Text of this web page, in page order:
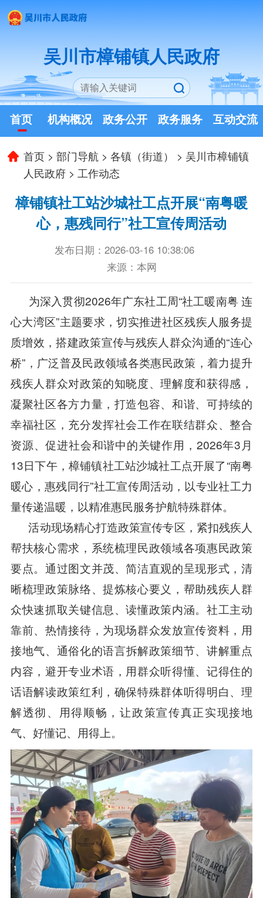
吴川市樟铺镇人民政府
首页 机构概况 政务公开 政务服务 互动交流
首页 >部门导航 >各镇（街道） > 吴川市樟铺镇
人民政府 > 工作动态
樟铺镇社工站沙城社工点开展“南粤暖
心，惠残同行”社工宣传周活动
发布日期：2026-03-16 10:38:06
来源：本网
为深入贯彻2026年广东社工周“社工暖南粤 连
心大湾区”主题要求，切实推进社区残疾人服务提
质增效，搭建政策宣传与残疾人群众沟通的“连心
桥”，广泛普及民政领域各类惠民政策，着力提升
残疾人群众对政策的知晓度、理解度和获得感，
凝聚社区各方力量，打造包容、和谐、可持续的
幸福社区，充分发挥社会工作在联结群众、整合
资源、促进社会和谐中的关键作用，2026年3月
13日下午，樟铺镇社工站沙城社工点开展了“南粤
暖心，惠残同行”社工宣传周活动，以专业社工力
量传递温暖，以精准惠民服务护航特殊群体。
活动现场精心打造政策宣传专区，紧扣残疾人
帮扶核心需求，系统梳理民政领域各项惠民政策
要点。通过图文并茂、简洁直观的呈现形式，清
晰梳理政策脉络、提炼核心要义，帮助残疾人群
众快速抓取关键信息、读懂政策内涵。社工主动
靠前、热情接待，为现场群众发放宣传资料，用
接地气、通俗化的语言拆解政策细节、讲解重点
内容，避开专业术语，用群众听得懂、记得住的
话语解读政策红利，确保特殊群体听得明白、理
解透彻、用得顺畅，让政策宣传真正实现接地
气、好懂记、用得上。